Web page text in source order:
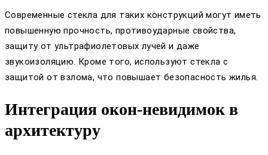
Современные стекла для таких конструкций могут иметь
повышенную прочность, противоударные свойства,
защиту от ультрафиолетовых лучей и даже
звукоизоляцию. Кроме того, используют стекла с
защитой от взлома, что повышает безопасность жилья.
Интеграция окон-невидимок в
архитектуру